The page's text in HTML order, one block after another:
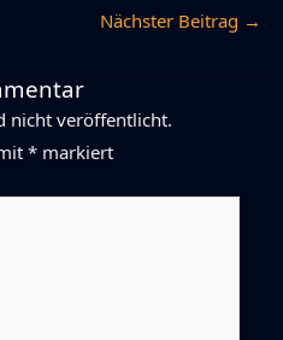
Nächster Beitrag →
nicht veröffentlicht.
* markiert